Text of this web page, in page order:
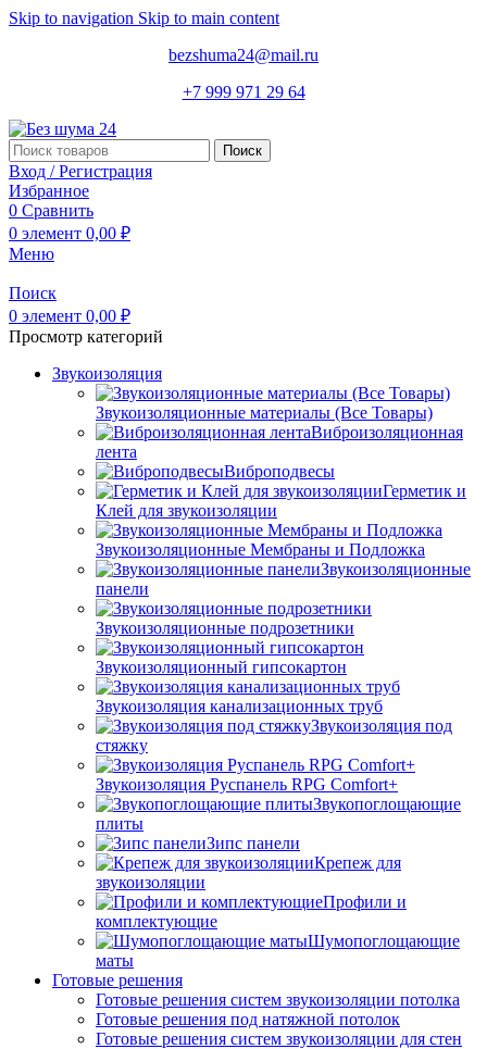
Skip to navigation Skip to main content
bezshuma24@mail.ru
+7 999 971 29 64
Поиск
Вход / Регистрация
Избранное
0 Сравнить
0 элемент 0,00 ₽
Меню
Поиск
0 элемент 0,00 ₽
Просмотр категорий
Звукоизоляция
Звукоизоляционные материалы (Все Товары)
Виброизоляционная
лента
Виброподвесы
Герметик и
Клей для звукоизоляции
Звукоизоляционные Мембраны и Подложка
Звукоизоляционные
панели
Звукоизоляционные подрозетники
Звукоизоляционный гипсокартон
Звукоизоляция канализационных труб
Звукоизоляция под
стяжку
Звукоизоляция Руспанель RPG Comfort+
Звукопоглощающие
плиты
Зипс панели
Крепеж для
звукоизоляции
Профили и
комплектующие
Шумопоглощающие
маты
Готовые решения
Готовые решения систем звукоизоляции потолка
Готовые решения под натяжной потолок
Готовые решения систем звукоизоляции для стен